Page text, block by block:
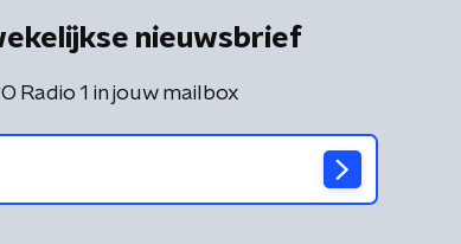
nieuwsbrief
Radio 1 in jouw mailbox